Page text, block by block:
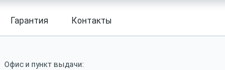
Гарантия Контакты
Офис и пункт выдачи: